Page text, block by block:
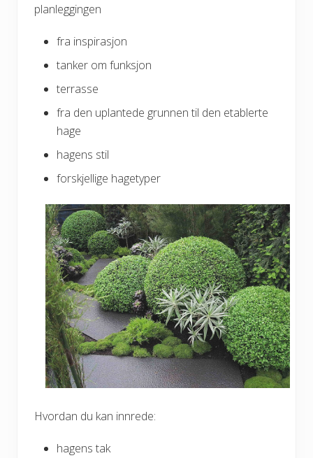
planleggingen
fra inspirasjon
tanker om funksjon
terrasse
fra den uplantede grunnen til den etablerte
hage
hagens stil
forskjellige hagetyper
Hvordan du kan innrede:
hagens tak